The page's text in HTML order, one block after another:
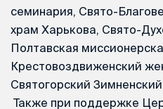
семинария, Свято-
храм Харькова, Свято-
Полтавская
Крестовоздвиженский
Святогорский
Также при поддержке